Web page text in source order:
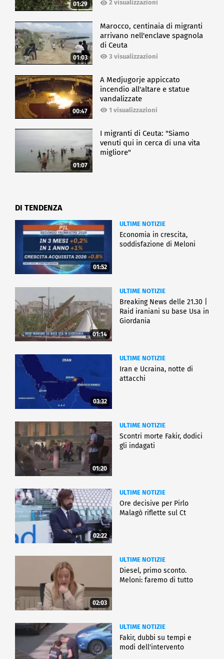
01:29 2 visualizzazioni
01:03
Marocco, centinaia di migranti
arrivano nell'enclave spagnola
di Ceuta
3 visualizzazioni
00:47
A Medjugorje appiccato
incendio all'altare e statue
vandalizzate
1 visualizzazioni
01:07
I migranti di Ceuta: "Siamo
venuti qui in cerca di una vita
migliore"
DI TENDENZA
01:52
ULTIME NOTIZIE
Economia in crescita,
soddisfazione di Meloni
01:14
ULTIME NOTIZIE
Breaking News delle 21.30 |
Raid iraniani su base Usa in
Giordania
03:32
ULTIME NOTIZIE
Iran e Ucraina, notte di
attacchi
01:20
ULTIME NOTIZIE
Scontri morte Fakir, dodici
gli indagati
02:22
ULTIME NOTIZIE
Ore decisive per Pirlo
Malagò riflette sul Ct
02:03
ULTIME NOTIZIE
Diesel, primo sconto.
Meloni: faremo di tutto
ULTIME NOTIZIE
Fakir, dubbi su tempi e
modi dell'intervento